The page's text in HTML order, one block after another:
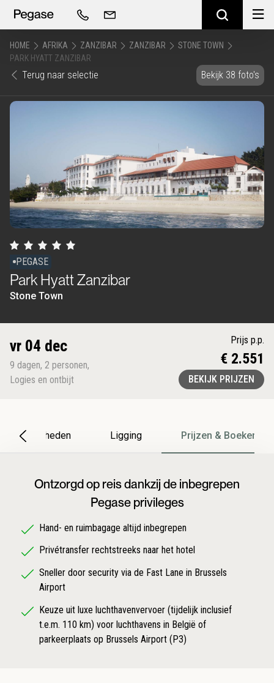
HOME AFRIKA ZANZIBAR ZANZIBAR
STONE TOWN
PARK HYATT ZANZIBAR
Terug naar selectie Bekijk 38 foto's
PEGASE
Park Hyatt Zanzibar
Stone Town
vr 04 dec
9 dagen, 2 personen,
Logies en ontbijt
Prijs p.p.
€ 2.551
BEKIJK PRIJZEN
Bijzonderheden Ligging Prijzen & Boeken
Ontzorgd op reis dankzij de inbegrepen
Pegase privileges
Hand- en ruimbagage altijd inbegrepen
Privétransfer rechtstreeks naar het hotel
Sneller door security via de Fast Lane in Brussels
Airport
Keuze uit luxe luchthavenvervoer (tijdelijk inclusief
t.e.m. 110 km) voor luchthavens in België of
parkeerplaats op Brussels Airport (P3)